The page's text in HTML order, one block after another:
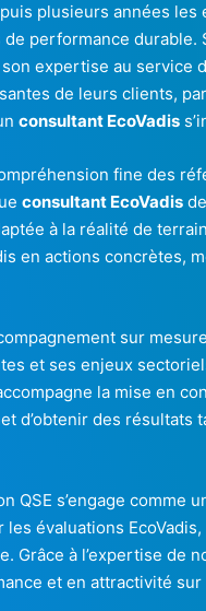
plusieurs années
de performance
expertise au service
de leurs clients,
consultant EcoVadis
fine des
consultant EcoVadis
à la réalité de
en actions concrètes,
sur
et ses enjeux
la mise en
d’obtenir des
QSE s’engage comme
évaluations
Grâce à l’expertise de
et en attractivité sur